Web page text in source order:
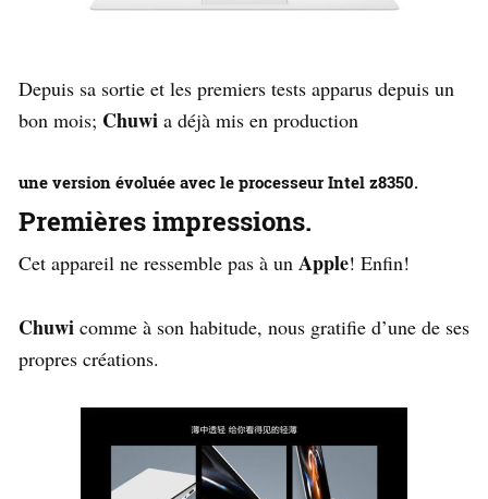
Depuis sa sortie et les premiers tests apparus depuis un
bon mois; Chuwi a déjà mis en production
une version évoluée avec le processeur Intel z8350.
Premières impressions.
Cet appareil ne ressemble pas à un Apple! Enfin!
Chuwi comme à son habitude, nous gratifie d’une de ses
propres créations.